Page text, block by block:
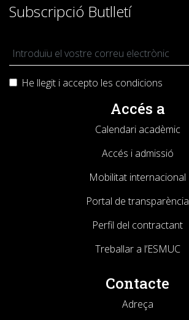
Subscripció Butlletí
He llegit i accepto les condicions
Accés a
Calendari acadèmic
Accés i admissió
Mobilitat internacional
Portal de transparència
Perfil del contractant
Treballar a l’ESMUC
Contacte
Adreça